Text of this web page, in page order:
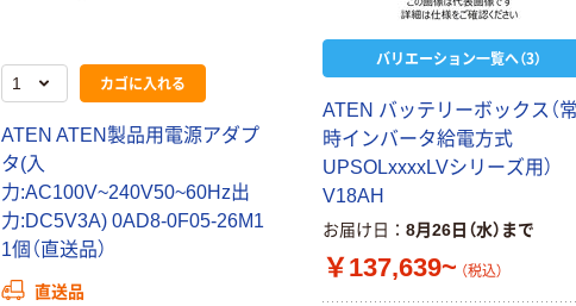
カゴに入れる
ATEN ATEN製品用電源アダプ
タ(入
力:AC100V~240V50~60Hz出
力:DC5V3A) 0AD8-0F05-26M1
1個（直送品）
直送品
バリエーション一覧へ（3）
ATEN バッテリーボックス（常
時インバータ給電方式
UPSOLxxxxLVシリーズ用）
V18AH
お届け日 8月26日（水）まで
￥137,639~ （税込）